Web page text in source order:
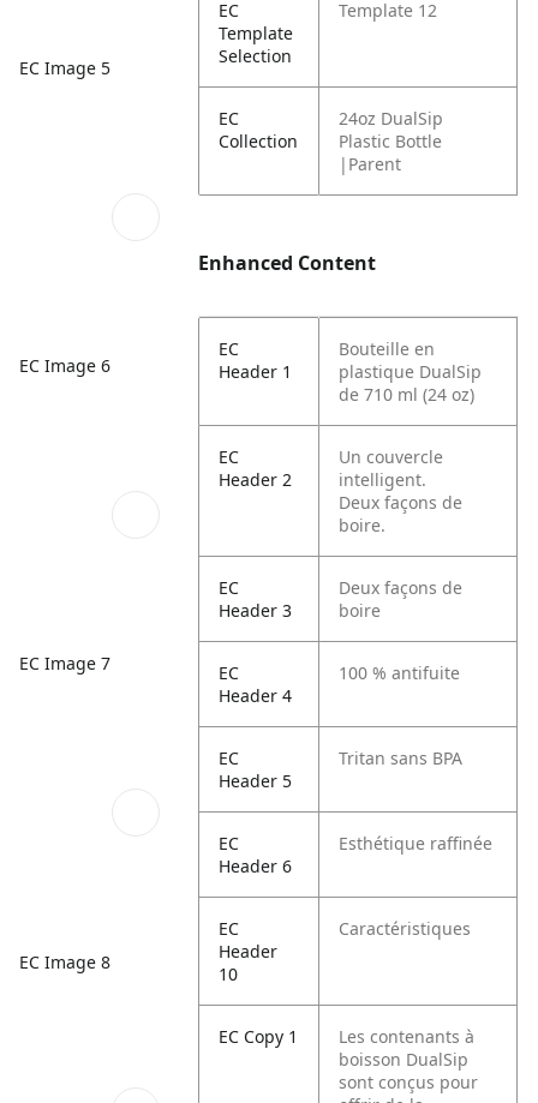
EC Image 5
EC Image 6
EC Image 7
EC Image 8
EC
Template
Selection
Template 12
EC
Collection
24oz DualSip
Plastic Bottle
|Parent
Enhanced Content
EC
Header 1
Bouteille en
plastique DualSip
de 710 ml (24 oz)
EC
Header 2
Un couvercle
intelligent.
Deux façons de
boire.
EC
Header 3
Deux façons de
boire
EC
Header 4
100 % antifuite
EC
Header 5
Tritan sans BPA
EC
Header 6
Esthétique raffinée
EC
Header
10
Caractéristiques
EC Copy 1
Les contenants à
boisson DualSip
sont conçus pour